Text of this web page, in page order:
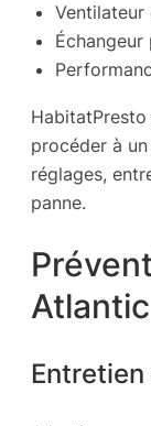
Ventilateur
Échangeur
HabitatPresto
procéder à un
réglages,
panne.
Atlantic